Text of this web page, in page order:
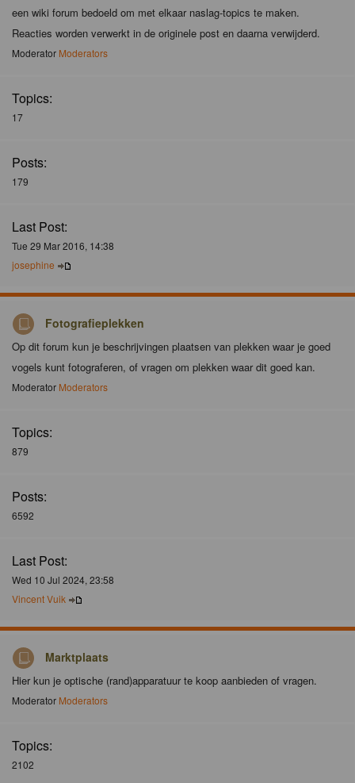
een wiki forum bedoeld om met elkaar naslag-topics te maken.
Reacties worden verwerkt in de originele post en daarna verwijderd.
Moderator Moderators
Topics:
17
Posts:
179
Last Post:
Tue 29 Mar 2016, 14:38
josephine
Fotografieplekken
Op dit forum kun je beschrijvingen plaatsen van plekken waar je goed
vogels kunt fotograferen, of vragen om plekken waar dit goed kan.
Moderator Moderators
Topics:
879
Posts:
6592
Last Post:
Wed 10 Jul 2024, 23:58
Vincent Vuik
Marktplaats
Hier kun je optische (rand)apparatuur te koop aanbieden of vragen.
Moderator Moderators
Topics:
2102